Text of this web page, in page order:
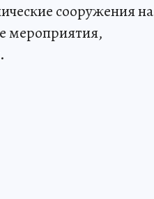
сооружения на
мероприятия,